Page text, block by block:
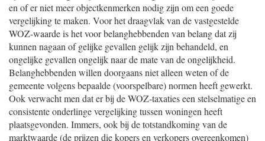
en of er niet meer objectkenmerken nodig zijn om een goede
vergelijking te maken. Voor het draagvlak van de vastgestelde
WOZ-waarde is het voor belanghebbenden van belang dat zij
kunnen nagaan of gelijke gevallen gelijk zijn behandeld, en
ongelijke gevallen ongelijk naar de mate van de ongelijkheid.
Belanghebbenden willen doorgaans niet alleen weten of de
gemeente volgens bepaalde (voorspelbare) normen heeft gewerkt.
Ook verwacht men dat er bij de WOZ-taxaties een stelselmatige en
consistente onderlinge vergelijking tussen woningen heeft
plaatsgevonden. Immers, ook bij de totstandkoming van de
marktwaarde (de prijzen die kopers en verkopers overeenkomen)